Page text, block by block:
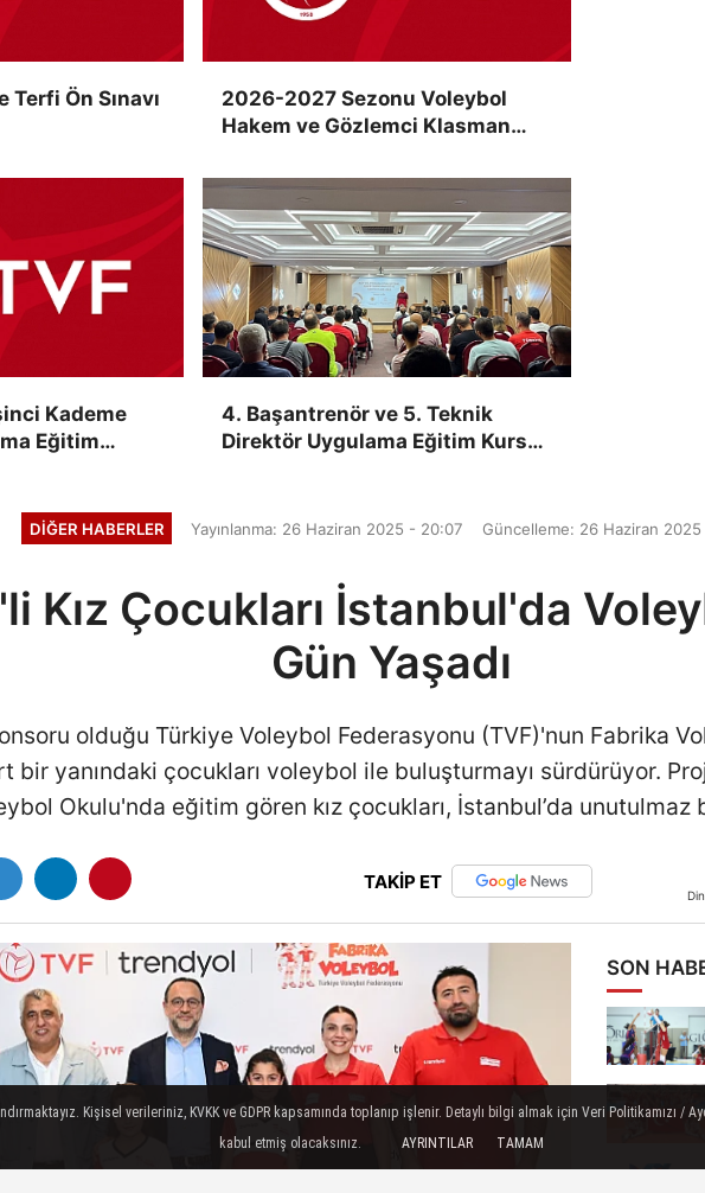
Ön Sınavı
2026-2027 Sezonu Voleybol
Hakem ve Gözlemci Klasman
Gerçekleştirildi
Kademe
Eğitim
4. Başantrenör ve 5. Teknik
Direktör Uygulama Eğitim Kursu,
DIĞER HABERLER Yayınlanma: 26 Haziran 2025 - 20:07 Güncelleme: 26 Haziran
Kız Çocukları İstanbul'da
Gün Yaşadı
olduğu Türkiye Voleybol Federasyonu (TVF)'nun Fabrika
bir yanındaki çocukları voleybol ile buluşturmayı sürdürüyor.
Okulu'nda eğitim gören kız çocukları, İstanbul’da unutulmaz
TAKİP ET
SON
Kişisel verileriniz, KVKK ve GDPR kapsamında toplanıp işlenir. Detaylı bilgi almak için Veri Politikamızı /
kabul etmiş olacaksınız.
AYRINTILAR TAMAM